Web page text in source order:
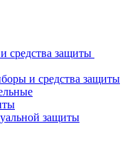
средства защиты
и средства защиты
защиты